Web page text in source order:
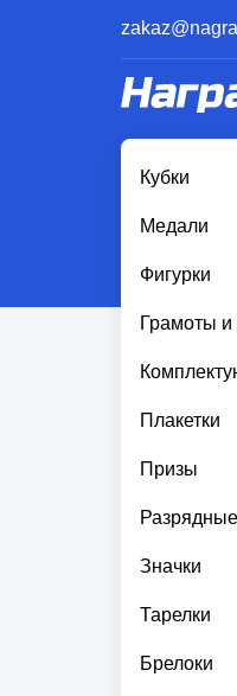
Кубки
Медали
Фигурки
Грамоты
Плакетки
Призы
Значки
Тарелки
Брелоки